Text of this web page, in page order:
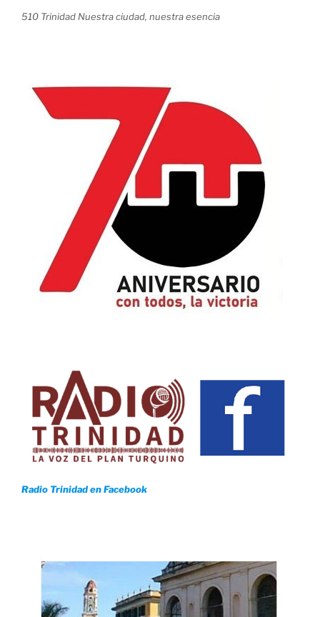
510 Trinidad Nuestra ciudad, nuestra esencia
Radio Trinidad en Facebook